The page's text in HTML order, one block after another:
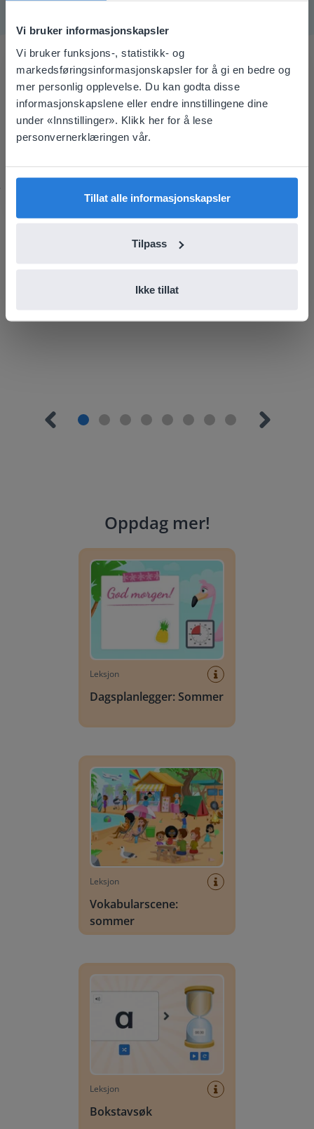
Vi bruker informasjonskapsler
Vi bruker funksjons-, statistikk- og
markedsføringsinformasjonskapsler for å gi en bedre og
mer personlig opplevelse. Du kan godta disse
informasjonskapslene eller endre innstillingene dine
under «Innstillinger». Klikk her for å lese
personvernerklæringen vår.
Tillat alle informasjonskapsler
Tilpass
Ikke tillat
Dette sier lærerne
Det er et flott verktøy å bruke sammen med
whiteboard-et mitt og med fjerneundervisning.
Frank Kim barneskole, (Nevada)
Oppdag mer!
Leksjon
Dagsplanlegger: Sommer
Leksjon
Vokabularscene:
sommer
Leksjon
Bokstavsøk
This website doesn't match
your location
Based on your location, we think you might
prefer to visit our English website. There you'll
English
Norsk